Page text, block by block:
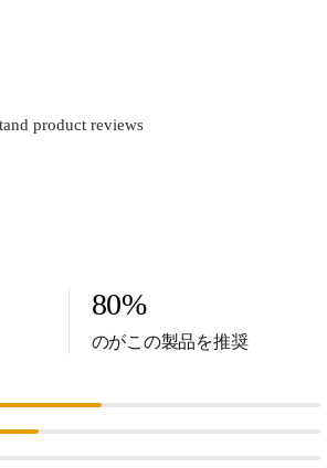
product reviews
80%
のがこの製品を推奨